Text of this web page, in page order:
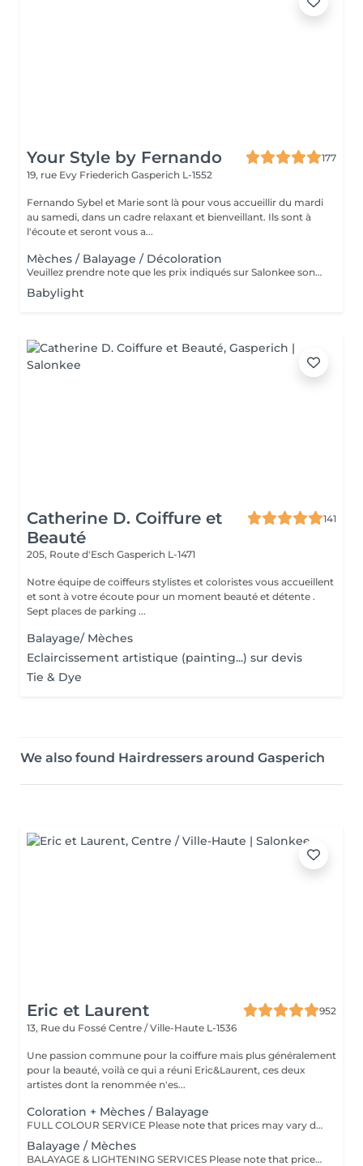
Your Style by Fernando
177
19, rue Evy Friederich Gasperich L-1552
Fernando Sybel et Marie sont là pour vous accueillir du mardi
au samedi, dans un cadre relaxant et bienveillant. Ils sont à
l'écoute et seront vous a...
Mèches / Balayage / Décoloration
Veuillez prendre note que les prix indiqués sur Salonkee sont communiqués à titre informatif et s'entendent de base. Ces derniers sont susceptibles de varier selon le diagnostic réalisé à votre arrivée au salon et l'expertise du professionnel à qui vous confiez votre beauté. Dans tous les cas, un devis précis vous sera proposé et toutes réalisations de prestations seront effectuées avec votre accord. Un grand merci d'avance pour votre compréhension. Au plaisir de vous revoir très vite.
Babylight
Catherine D. Coiffure et
Beauté
141
205, Route d'Esch Gasperich L-1471
Notre équipe de coiffeurs stylistes et coloristes vous accueillent
et sont à votre écoute pour un moment beauté et détente .
Sept places de parking ...
Balayage/ Mèches
Eclaircissement artistique (painting...) sur devis
Tie & Dye
We also found Hairdressers around Gasperich
Eric et Laurent
952
13, Rue du Fossé Centre / Ville-Haute L-1536
Une passion commune pour la coiffure mais plus généralement
pour la beauté, voilà ce qui a réuni Eric&Laurent, ces deux
artistes dont la renommée n'es...
Coloration + Mèches / Balayage
FULL COLOUR SERVICE Please note that prices may vary depending on hair length, hair density, additional product usage, and the complexity of the service. COLOR.ME by KEVIN.MURPHY Experience a luxurious colour service powered by COLOR.ME by KEVIN.MURPHY, a high-performance colour range designed to deliver exceptional results while respecting the integrity of the hair. Benefits: Ammonia-free, PPD-free, and paraben-free formula Enriched with Honey, Shea Butter, and Pomegranate for enhanced care and shine Provides up to 100% grey hair coverage Delivers rich, vibrant, and long-lasting colour results Leaves the hair soft, healthy, and radiant Cruelty-free and ethically developed A premium colouring experience that combines beautiful colour performance with advanced hair care technology.
Balayage / Mèches
BALAYAGE & LIGHTENING SERVICES Please note that prices may vary depending on hair length, hair density, the amount of product required, and the complexity of the service. TAILORED LIGHT & DIMENSION Enhance your hair with our bespoke balayage and lightening techniques, designed to bring brightness, depth, and dimension to your look. Each service is carefully customised to enhance your natural colour and create a harmonious, luminous result that is perfectly tailored to your style and features.